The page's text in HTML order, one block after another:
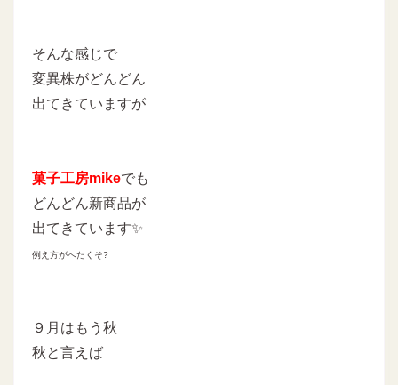
そんな感じで
変異株がどんどん
出てきていますが
菓子工房mikeでも
どんどん新商品が
出てきています✨
例え方がへたくそ?
９月はもう秋
秋と言えば